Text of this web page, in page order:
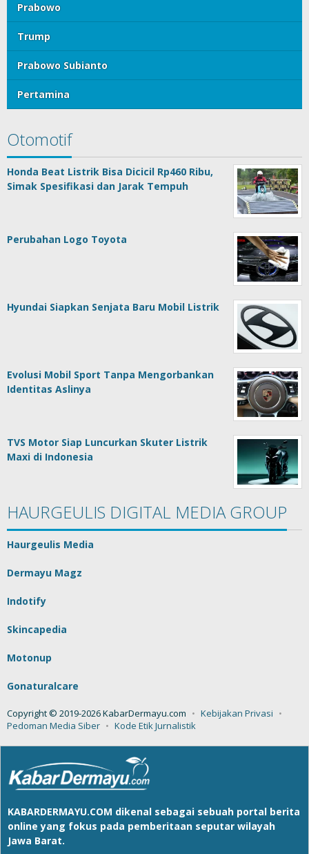
Prabowo
Trump
Prabowo Subianto
Pertamina
Otomotif
Honda Beat Listrik Bisa Dicicil Rp460 Ribu,
Simak Spesifikasi dan Jarak Tempuh
Perubahan Logo Toyota
Hyundai Siapkan Senjata Baru Mobil Listrik
Evolusi Mobil Sport Tanpa Mengorbankan
Identitas Aslinya
TVS Motor Siap Luncurkan Skuter Listrik
Maxi di Indonesia
HAURGEULIS DIGITAL MEDIA GROUP
Haurgeulis Media
Dermayu Magz
Indotify
Skincapedia
Motonup
Gonaturalcare
Copyright © 2019-2026 KabarDermayu.com
Kebijakan Privasi
Pedoman Media Siber
Kode Etik Jurnalistik
KABARDERMAYU.COM dikenal sebagai sebuah portal berita
online yang fokus pada pemberitaan seputar wilayah
Jawa Barat.